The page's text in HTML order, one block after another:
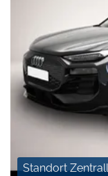
Standort